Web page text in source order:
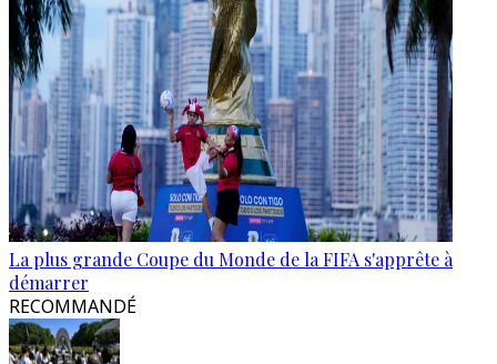
La plus grande Coupe du Monde de la FIFA s'apprête à
démarrer
RECOMMANDÉ